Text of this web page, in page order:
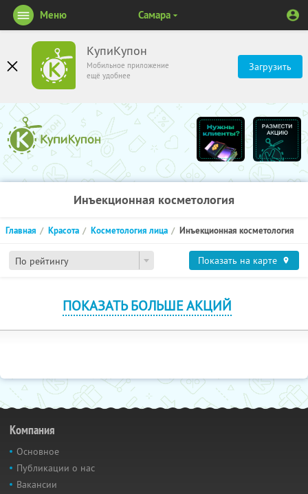
КупиКупон
Мобильное приложение
ещё удобнее
Загрузить
Меню Самара
Инъекционная косметология
По рейтингу
Главная Красота Косметология лица Инъекционная косметология
Показать на карте
ПОКАЗАТЬ БОЛЬШЕ АКЦИЙ
Компания
Основное
Публикации о нас
Вакансии